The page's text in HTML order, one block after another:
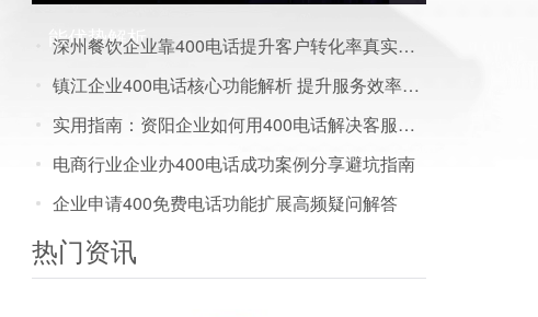
能优势解析
深州餐饮企业靠400电话提升客户转化率真实案例
镇江企业400电话核心功能解析 提升服务效率优势全知道
实用指南：资阳企业如何用400电话解决客服服务无法追踪难题
电商行业企业办400电话成功案例分享避坑指南
企业申请400免费电话功能扩展高频疑问解答
热门资讯